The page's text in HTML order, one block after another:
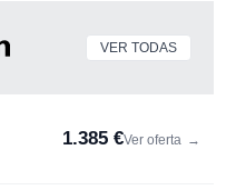
VER TODAS
1.385 €Ver oferta →